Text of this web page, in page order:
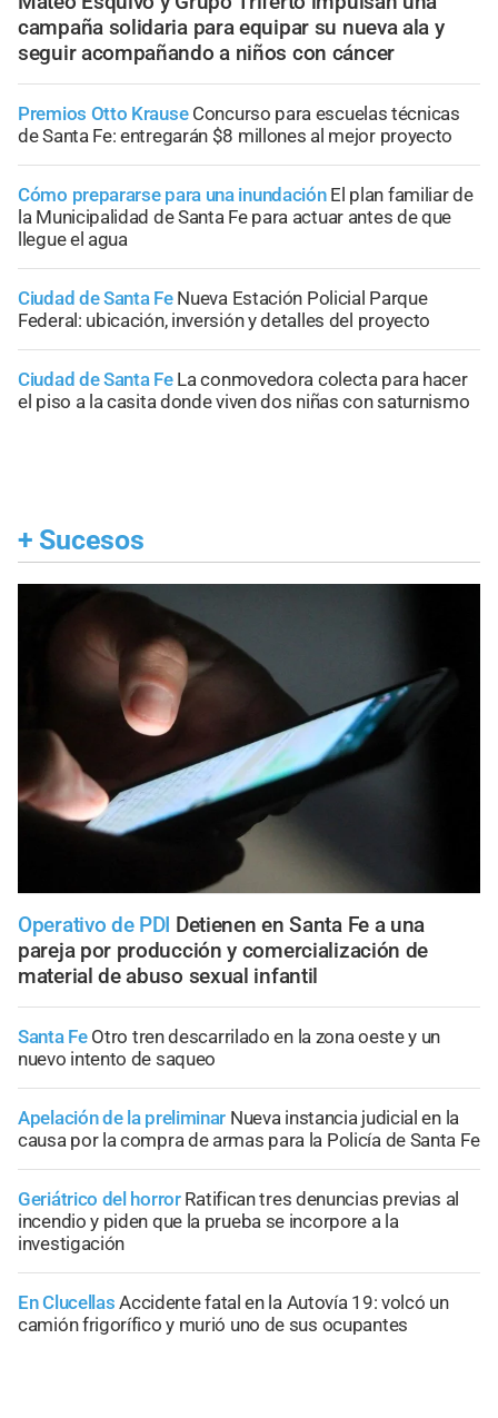
campaña solidaria para equipar su nueva ala y
seguir acompañando a niños con cáncer
Premios Otto Krause Concurso para escuelas técnicas
de Santa Fe: entregarán $8 millones al mejor proyecto
Cómo prepararse para una inundación El plan familiar de
la Municipalidad de Santa Fe para actuar antes de que
llegue el agua
Ciudad de Santa Fe Nueva Estación Policial Parque
Federal: ubicación, inversión y detalles del proyecto
Ciudad de Santa Fe La conmovedora colecta para hacer
el piso a la casita donde viven dos niñas con saturnismo
+ Sucesos
Operativo de PDI Detienen en Santa Fe a una
pareja por producción y comercialización de
material de abuso sexual infantil
Santa Fe Otro tren descarrilado en la zona oeste y un
nuevo intento de saqueo
Apelación de la preliminar Nueva instancia judicial en la
causa por la compra de armas para la Policía de Santa Fe
Geriátrico del horror Ratifican tres denuncias previas al
incendio y piden que la prueba se incorpore a la
investigación
En Clucellas Accidente fatal en la Autovía 19: volcó un
camión frigorífico y murió uno de sus ocupantes